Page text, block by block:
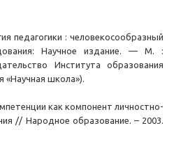
педагогики : человекосообразный
Научное издание. — М. :
Института образования
«Научная школа»).
как компонент личностно-
// Народное образование. – 2003.